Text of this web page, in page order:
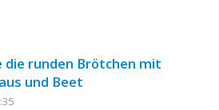
die runden Brötchen mit
und Beet